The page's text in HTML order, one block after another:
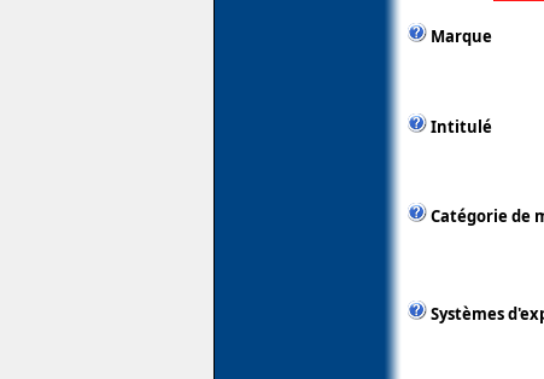
Marque
Intitulé
Catégorie de
Systèmes